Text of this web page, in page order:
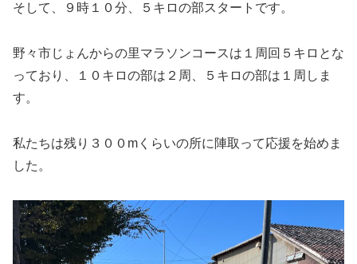
そして、９時１０分、５キロの部スタートです。
野々市じょんからの里マラソンコースは１周回５キロとな
っており、１０キロの部は２周、５キロの部は１周しま
す。
私たちは残り３００mくらいの所に陣取って応援を始めま
した。